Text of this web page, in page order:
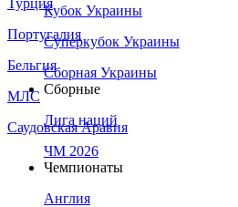
Турция
Португалия
Бельгия
МЛС
Саудовская Аравия
Кубок Украины
Суперкубок Украины
Сборная Украины
Сборные
Лига наций
ЧМ 2026
Чемпионаты
Англия